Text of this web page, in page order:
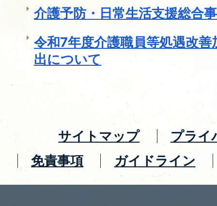
介護予防・日常生活支援総合
令和7年度介護職員等処遇改
出について
サイトマップ
プライ
免責事項
ガイドライン